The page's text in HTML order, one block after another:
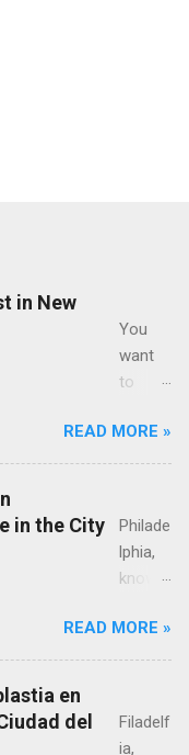
in New
You
want
to
how
much
in New
the
of the
surger
READ MORE »
in the City
Philade
lphia,
known
City of
Brothe
READ MORE »
en
del
Filadelf
ia,